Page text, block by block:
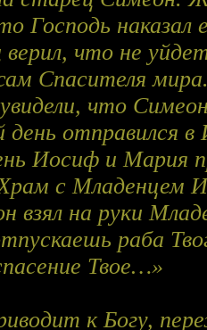
Господь наказал
что не
Спасителя
что Симеон
отправился в
Иосиф и Мария
с Младенцем
взял на руки
раба
Твое…»
к Богу,